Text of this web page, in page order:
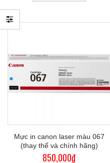
Mực in canon laser màu 067
(thay thế và chính hãng)
850,000₫